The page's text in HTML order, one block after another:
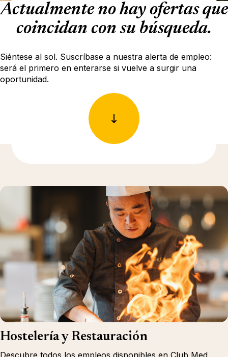
Actualmente no hay ofertas que
coincidan con su búsqueda.
Siéntese al sol. Suscríbase a nuestra alerta de empleo:
será el primero en enterarse si vuelve a surgir una
oportunidad.
Hostelería y Restauración
Descubre todos los empleos disponibles en Club Med